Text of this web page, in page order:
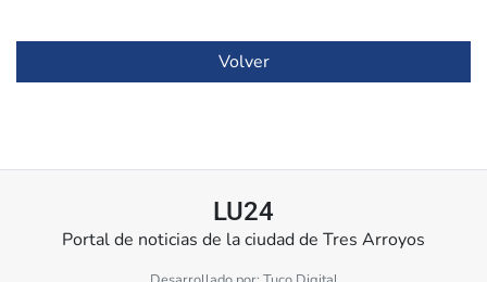
Volver
LU24
Portal de noticias de la ciudad de Tres Arroyos